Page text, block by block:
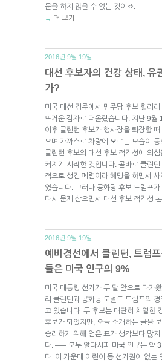
문을 하지 않을 수 없는 것이죠.
→ 더 보기
2016년 9월 19일.
대선 후보자의 건강 상태, 유
가?
미국 대선 경주에서 민주당 후보 힐러
뜨거운 감자로 떠올랐습니다. 지난 9월
이후 클린턴 후보가 행사장을 퇴장할
으며 가까스로 차량에 오르는 모습이 동
클린턴 후보의 대선 후보 적격성에 의
커지기 시작한 것입니다. 곧바로 클린턴
적으로 생긴 폐렴이라 해명을 하면서
였습니다. 그러나 공화당 후보 트럼프
다시 문제 삼으면서 대선 후보 적격성 논
2016년 9월 19일.
예비경선에서 클린턴, 트럼
들은 미국 인구의 9%
미국 대통령 선거가 두 달 앞으로 다가
리 클린턴과 공화당 도널드 트럼프의 경
고 있습니다. 두 후보는 대단히 치열한
후보가 되었지만, 오늘 소개하는 글을
승리하기 위해 얻은 표가 생각보다 많지
다. —– 모두 알다시피 미국 인구는 약
다. 이 가운데 어린이 등 선거권이 없는